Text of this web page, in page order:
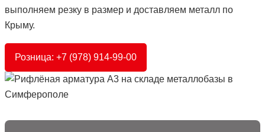
выполняем резку в размер и доставляем металл по
Крыму.
Розница: +7 (978) 914-99-00